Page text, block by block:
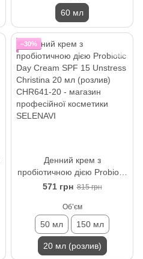
60 мл
−30%
Денний крем з
пробіотичною дією Probiotic
Day Cream SPF 15 Unstress
571 грн 815 грн
Обʼєм
50 мл 150 мл
20 мл (розлив)